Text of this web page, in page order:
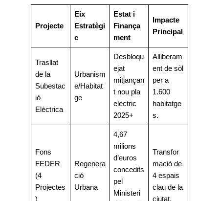
Projecte
Eix
Estratègi
c
Estat i
Finança
ment
Impacte
Principal
Trasllat
de la
Subestac
ió
Elèctrica
Urbanism
e/Habitat
ge
Desbloqu
ejat
mitjançan
t nou pla
elèctric
2025+
Alliberam
ent de sòl
per a
1.600
habitatge
s.
Fons
FEDER
(4
Projectes
)
Regenera
ció
Urbana
4,67
milions
d’euros
concedits
pel
Ministeri
Transfor
mació de
4 espais
clau de la
ciutat.